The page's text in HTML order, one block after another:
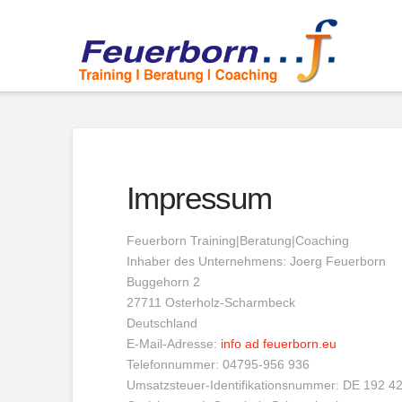
Impressum
Feuerborn Training|Beratung|Coaching
Inhaber des Unternehmens: Joerg Feuerborn
Buggehorn 2
27711 Osterholz-Scharmbeck
Deutschland
E-Mail-Adresse: info ad feuerborn.eu
Telefonnummer: 04795-956 936
Umsatzsteuer-Identifikationsnummer: DE 192